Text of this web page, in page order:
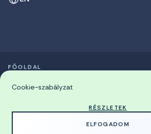
© 2026 Miskolci Egyetem
FŐOLDAL
Cookie-szabályzat
RÉSZLETEK
ELFOGADOM